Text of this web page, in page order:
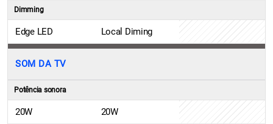
Dimming
Edge LED Local Diming
SOM DA TV
Potência sonora
20W 20W